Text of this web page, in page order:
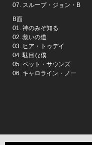
07. スループ・ジョン・B
B面
01. 神のみぞ知る
02. 救いの道
03. ヒア・トゥデイ
04. 駄目な僕
05. ペット・サウンズ
06. キャロライン・ノー